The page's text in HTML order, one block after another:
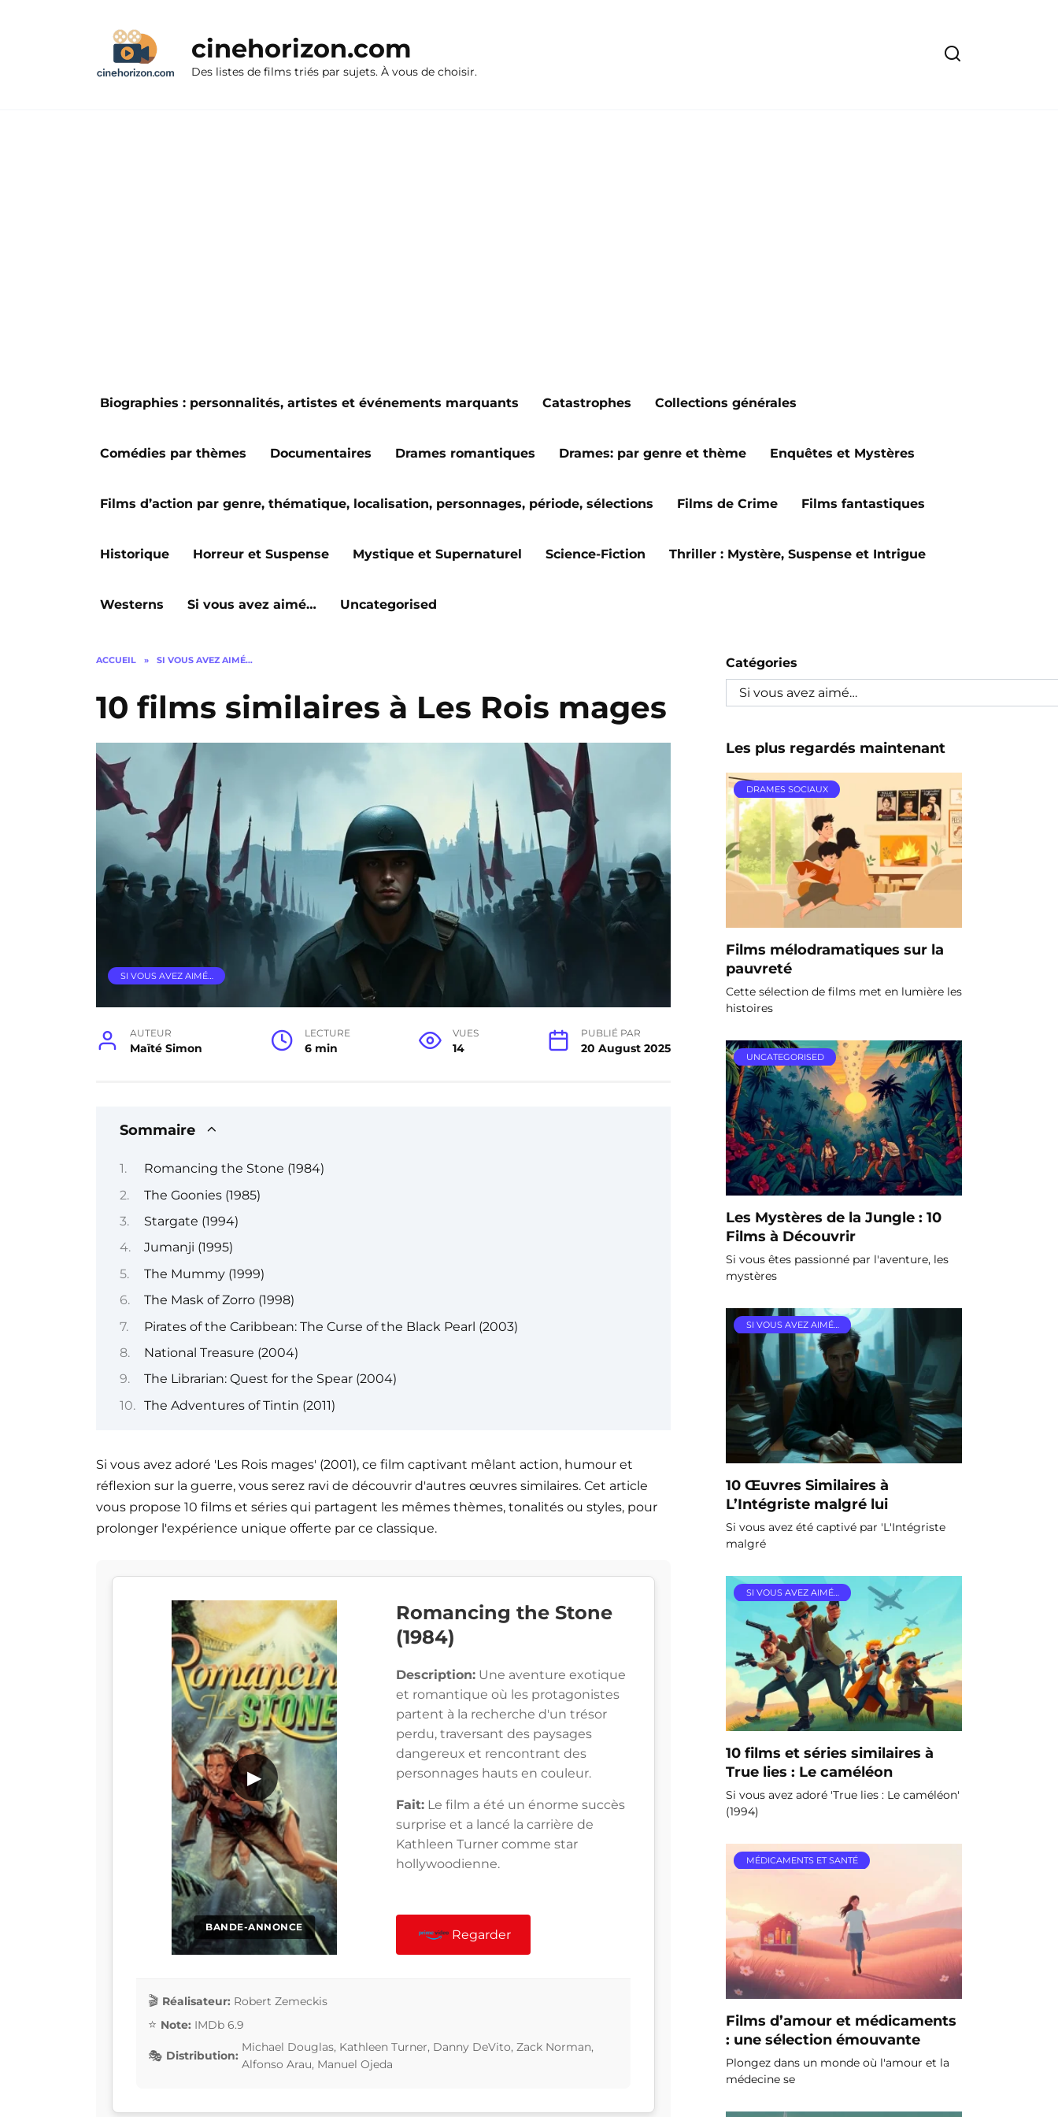
cinehorizon.com
Des listes de films triés par sujets. À vous de choisir.
Biographies : personnalités, artistes et événements marquants Catastrophes Collections générales
Comédies par thèmes Documentaires Drames romantiques Drames: par genre et thème Enquêtes et Mystères
Films d’action par genre, thématique, localisation, personnages, période, sélections Films de Crime Films fantastiques
Historique Horreur et Suspense Mystique et Supernaturel Science-Fiction Thriller : Mystère, Suspense et Intrigue
Westerns Si vous avez aimé… Uncategorised
ACCUEIL » SI VOUS AVEZ AIMÉ…
10 films similaires à Les Rois mages
SI VOUS AVEZ AIMÉ…
AUTEUR
Maïté Simon
LECTURE
6 min
VUES
14
PUBLIÉ PAR
20 August 2025
Sommaire
Romancing the Stone (1984)
The Goonies (1985)
Stargate (1994)
Jumanji (1995)
The Mummy (1999)
The Mask of Zorro (1998)
Pirates of the Caribbean: The Curse of the Black Pearl (2003)
National Treasure (2004)
The Librarian: Quest for the Spear (2004)
The Adventures of Tintin (2011)
Si vous avez adoré 'Les Rois mages' (2001), ce film captivant mêlant action, humour et
réflexion sur la guerre, vous serez ravi de découvrir d'autres œuvres similaires. Cet article
vous propose 10 films et séries qui partagent les mêmes thèmes, tonalités ou styles, pour
prolonger l'expérience unique offerte par ce classique.
BANDE-ANNONCE
▶
Romancing the Stone
(1984)
Description: Une aventure exotique
et romantique où les protagonistes
partent à la recherche d'un trésor
perdu, traversant des paysages
dangereux et rencontrant des
personnages hauts en couleur.
Fait: Le film a été un énorme succès
surprise et a lancé la carrière de
Kathleen Turner comme star
hollywoodienne.
Regarder
Réalisateur: Robert Zemeckis
Note: IMDb 6.9
Distribution:
Michael Douglas, Kathleen Turner, Danny DeVito, Zack Norman,
Alfonso Arau, Manuel Ojeda
Catégories
Les plus regardés maintenant
DRAMES SOCIAUX
Films mélodramatiques sur la
pauvreté
Cette sélection de films met en lumière les
histoires
UNCATEGORISED
Les Mystères de la Jungle : 10
Films à Découvrir
Si vous êtes passionné par l'aventure, les
mystères
SI VOUS AVEZ AIMÉ…
10 Œuvres Similaires à
L’Intégriste malgré lui
Si vous avez été captivé par 'L'Intégriste
malgré
SI VOUS AVEZ AIMÉ…
10 films et séries similaires à
True lies : Le caméléon
Si vous avez adoré 'True lies : Le caméléon'
(1994)
MÉDICAMENTS ET SANTÉ
Films d’amour et médicaments
: une sélection émouvante
Plongez dans un monde où l'amour et la
médecine se